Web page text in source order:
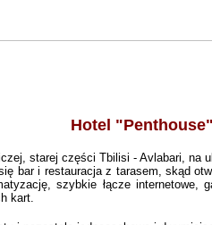
Hotel
starej części Tbilisi - Avlabari, na
bar i restauracja z tarasem, skąd
szybkie łącze internetowe,
kart.